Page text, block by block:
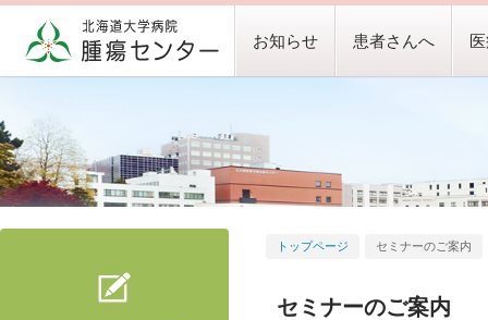
お知らせ 患者さんへ
トップページ セミナーのご案内
セミナーのご案内